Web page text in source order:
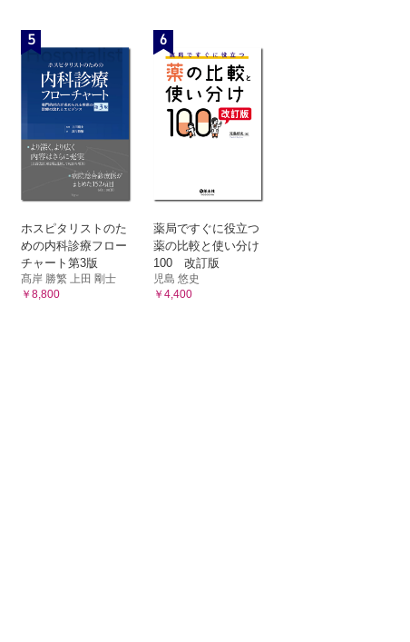
5
ホスピタリストのた
めの内科診療フロー
チャート第3版
髙岸 勝繁 上田 剛士
￥8,800
6
薬局ですぐに役立つ
薬の比較と使い分け
100 改訂版
児島 悠史
￥4,400